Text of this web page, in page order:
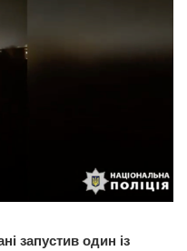
запустив один із